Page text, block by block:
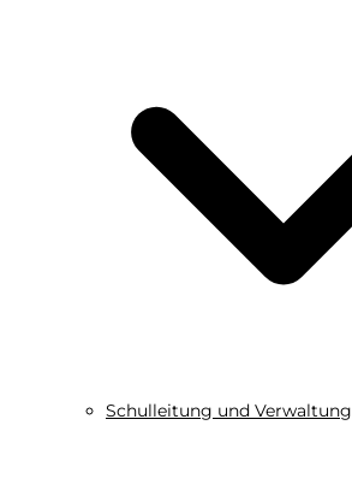
Schulleitung und Verwaltung